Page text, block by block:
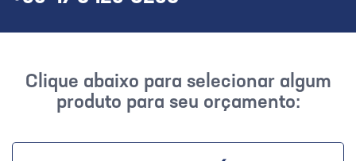
Clique abaixo para selecionar algum
produto para seu orçamento: